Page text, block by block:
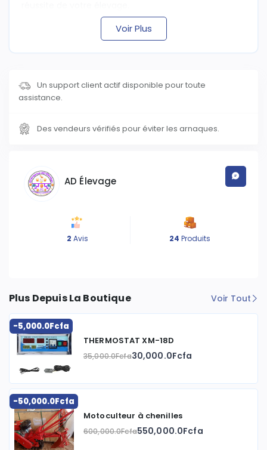
Voir Plus
Un support client actif disponible pour toute
assistance.
Des vendeurs vérifiés pour éviter les arnaques.
AD Élevage
2 Avis 24 Produits
Plus Depuis La Boutique Voir Tout
-5,000.0Fcfa
THERMOSTAT XM-18D
35,000.0Fcfa30,000.0Fcfa
-50,000.0Fcfa
Motoculteur à chenilles
600,000.0Fcfa550,000.0Fcfa